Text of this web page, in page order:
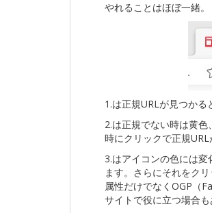
やれることはほぼ一緒。
1.は正規URLが見つかる
2.は正規でない時は黄
時にクリックで正規URL
3.はアイコンの色には
ます。さらにそれをク
属性だけでなくOGP（
サイトで役に立つ場合